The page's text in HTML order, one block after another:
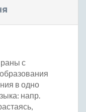
с
в одно
напр.